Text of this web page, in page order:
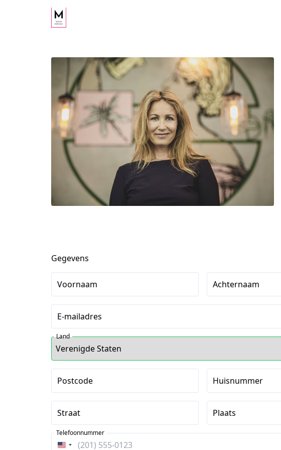
Gegevens
Voornaam Achternaam
E-mailadres
Land
Postcode Huisnummer
Straat Plaats
Telefoonnummer